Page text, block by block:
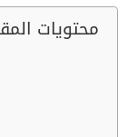
محتويات